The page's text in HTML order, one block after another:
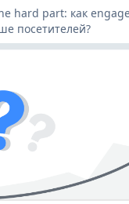
hard part: как
посетителей?